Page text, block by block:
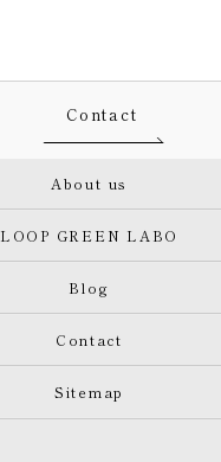
Contact
About us
LOOP GREEN LABO
Blog
Contact
Sitemap